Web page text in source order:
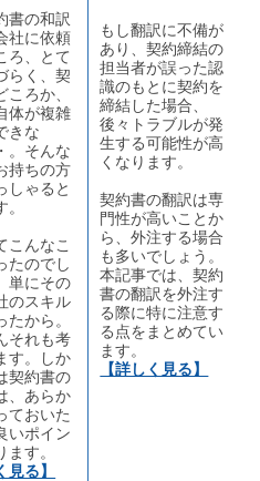
書の和訳
社に依頼
ろ、とて
らく、契
ころか、
体が複雑
きな
。そんな
持ちの方
しゃると
こんなこ
たのでし
単にその
のスキル
たから。
それも考
す。しか
契約書の
、あらか
ておいた
いポイン
ます。
見る】
もし翻訳に不備が
あり、契約締結の
担当者が誤った認
識のもとに契約を
締結した場合、
後々トラブルが発
生する可能性が高
くなります。
契約書の翻訳は専
門性が高いことか
ら、外注する場合
も多いでしょう。
本記事では、契約
書の翻訳を外注す
る際に特に注意す
る点をまとめてい
ます。
【詳しく見る】